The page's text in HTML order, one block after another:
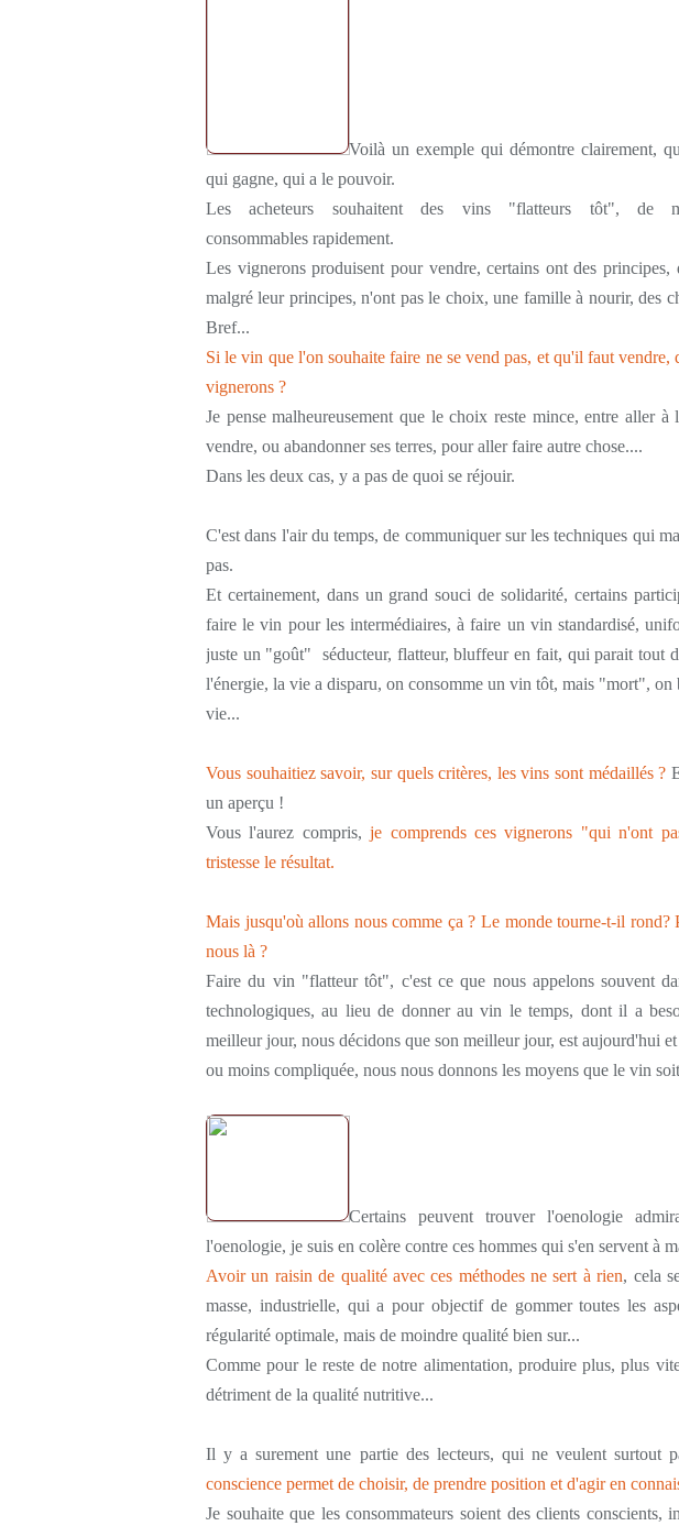
Voilà un exemple qui démontre clairement,
qui gagne, qui a le pouvoir.
Les acheteurs souhaitent des vins "flatteurs tôt", de
consommables rapidement.
Les vignerons produisent pour vendre, certains ont des
malgré leur principes, n'ont pas le choix, une famille à nourir, des
Bref...
Si le vin que l'on souhaite faire ne se vend pas, et qu'il faut vendre,
vignerons ?
Je pense malheureusement que le choix reste mince, entre aller
vendre, ou abandonner ses terres, pour aller faire autre chose....
Dans les deux cas, y a pas de quoi se réjouir.
C'est dans l'air du temps, de communiquer sur les techniques qui
pas.
Et certainement, dans un grand souci de solidarité, certains
faire le vin pour les intermédiaires, à faire un vin standardisé,
juste un "goût" séducteur, flatteur, bluffeur en fait, qui parait tout
l'énergie, la vie a disparu, on consomme un vin tôt, mais "mort",
vie...
Vous souhaitiez savoir, sur quels critères, les vins sont médaillés ?
un aperçu !
Vous l'aurez compris,je comprends ces vignerons "qui n'ont
tristesse le résultat.
Mais jusqu'où allons nous comme ça ? Le monde tourne-t-il rond?
nous là ?
Faire du vin "flatteur tôt", c'est ce que nous appelons souvent
technologiques, au lieu de donner au vin le temps, dont il a
meilleur jour, nous décidons que son meilleur jour, est aujourd'hui
ou moins compliquée, nous nous donnons les moyens que le vin
Certains peuvent trouver l'oenologie
l'oenologie, je suis en colère contre ces hommes qui s'en servent à
Avoir un raisin de qualité avec ces méthodes ne sert à rien, cela
masse, industrielle, qui a pour objectif de gommer toutes les
régularité optimale, mais de moindre qualité bien sur...
Comme pour le reste de notre alimentation, produire plus, plus
détriment de la qualité nutritive...
Il y a surement une partie des lecteurs, qui ne veulent surtout
conscience permet de choisir, de prendre position et d'agir en
Je souhaite que les consommateurs soient des clients